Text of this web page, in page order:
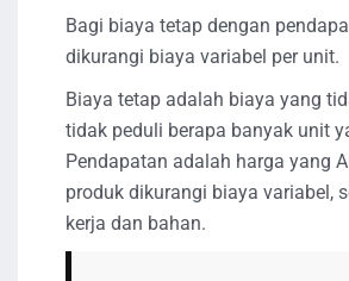
Bagi biaya tetap dengan
dikurangi biaya variabel per unit.
Biaya tetap adalah biaya yang
tidak peduli berapa banyak unit
Pendapatan adalah harga yang
produk dikurangi biaya variabel,
kerja dan bahan.